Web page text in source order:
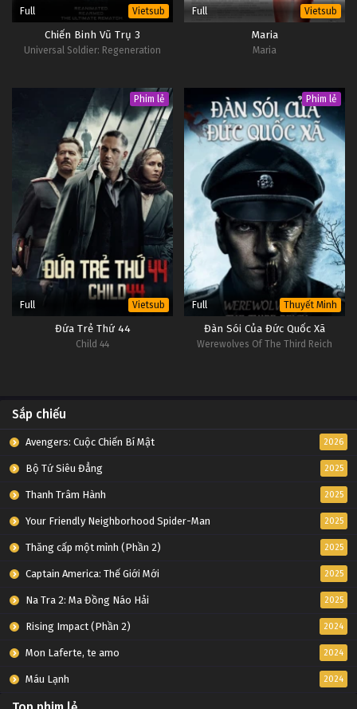
Full Vietsub
Chiến Binh Vũ Trụ 3
Universal Soldier: Regeneration
Full Vietsub
Maria
Maria
Phim lẻ
Full Vietsub
Đứa Trẻ Thứ 44
Child 44
Phim lẻ
Full Thuyết Minh
Đàn Sói Của Đức Quốc Xã
Werewolves Of The Third Reich
Sắp chiếu
Avengers: Cuộc Chiến Bí Mật 2026
Bộ Tứ Siêu Đẳng 2025
Thanh Trâm Hành 2025
Your Friendly Neighborhood Spider-Man 2025
Thăng cấp một mình (Phần 2) 2025
Captain America: Thế Giới Mới 2025
Na Tra 2: Ma Đồng Náo Hải 2025
Rising Impact (Phần 2) 2024
Mon Laferte, te amo 2024
Máu Lạnh 2024